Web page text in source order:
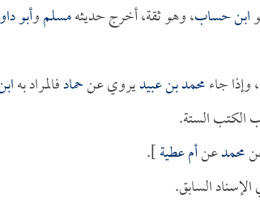
ابن حساب، وهو ثقة، أخرج حديثهمسلموأبو
، وإذا جاءمحمد بن عبيديروي عنحمادفالمراد به
الستة.
محمدعنأم عطية].
الإسناد السابق.